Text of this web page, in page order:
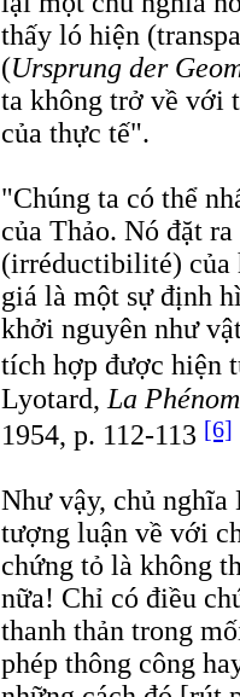
thấy ló hiện
(Ursprung der
ta không trở về với
của thực tế".
"Chúng ta có thể
của Thảo. Nó đặt
(irréductibilité) của
giá là một sự định
khởi nguyên như
tích hợp được hiện
Lyotard, La
1954, p. 112-113 [6]
Như vậy, chủ nghĩa
tượng luận về với
chứng tỏ là không
nữa! Chỉ có điều
thanh thản trong
phép thông công